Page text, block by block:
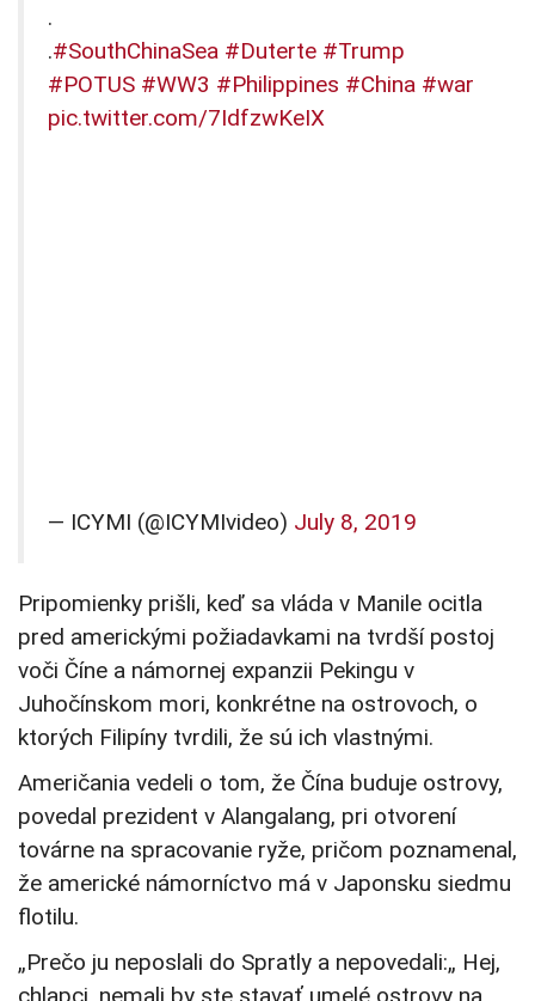
.
.#SouthChinaSea #Duterte #Trump
#POTUS #WW3 #Philippines #China #war
pic.twitter.com/7IdfzwKeIX
— ICYMI (@ICYMIvideo) July 8, 2019
Pripomienky prišli, keď sa vláda v Manile ocitla
pred americkými požiadavkami na tvrdší postoj
voči Číne a námornej expanzii Pekingu v
Juhočínskom mori, konkrétne na ostrovoch, o
ktorých Filipíny tvrdili, že sú ich vlastnými.
Američania vedeli o tom, že Čína buduje ostrovy,
povedal prezident v Alangalang, pri otvorení
továrne na spracovanie ryže, pričom poznamenal,
že americké námorníctvo má v Japonsku siedmu
flotilu.
„Prečo ju neposlali do Spratly a nepovedali:„ Hej,